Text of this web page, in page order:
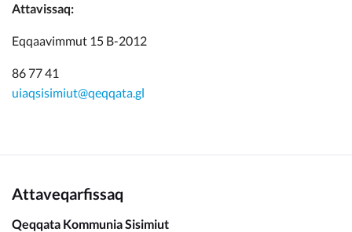
Attavissaq:
Eqqaavimmut 15 B-2012
86 77 41
uiaqsisimiut@qeqqata.gl
Attaveqarfissaq
Qeqqata Kommunia Sisimiut